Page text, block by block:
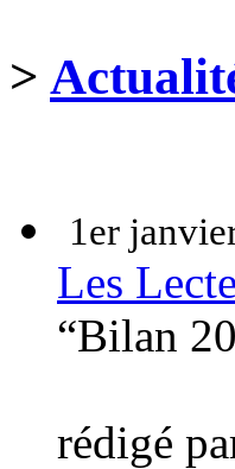
>
1er
Les
“Bilan
rédigé